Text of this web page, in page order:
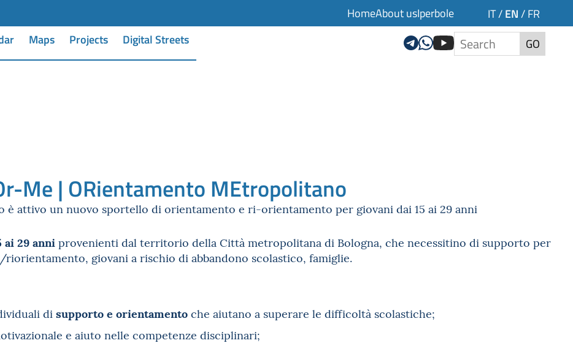
HomeAbout usIperbole IT/ EN / FR
Maps Projects Digital Streets GO
Me | ORientamento MEtropolitano
è attivo un nuovo sportello di orientamento e ri-orientamento per giovani dai 15 ai 29 anni
ai 29 anni provenienti dal territorio della Città metropolitana di Bologna, che necessitino di supporto per
giovani a rischio di abbandono scolastico, famiglie.
di supporto e orientamento che aiutano a superare le difficoltà scolastiche;
e aiuto nelle competenze disciplinari;